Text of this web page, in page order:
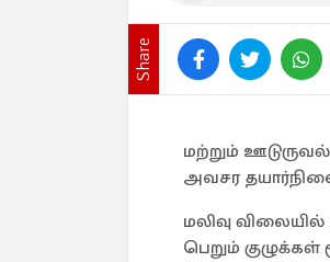
Share
மற்றும்
அவசர
மலிவு
பெறும்